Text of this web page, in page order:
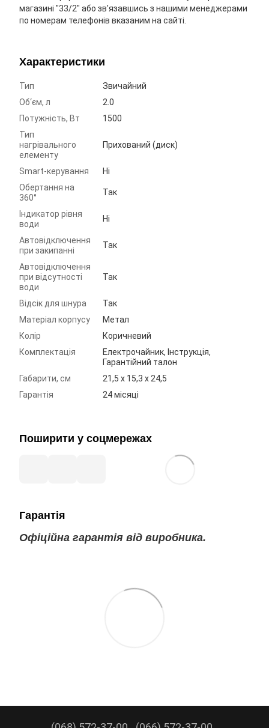
магазині "33/2" або зв'язавшись з нашими менеджерами
по номерам телефонів вказаним на сайті.
Характеристики
Тип
Звичайний
Об‘єм, л
2.0
Потужність, Вт
1500
Тип
нагрівального
елементу
Прихований (диск)
Smart-керування
Ні
Обертання на
360°
Так
Індикатор рівня
води
Ні
Автовідключення
при закипанні
Так
Автовідключення
при відсутності
води
Так
Відсік для шнура
Так
Матеріал корпусу
Метал
Колір
Коричневий
Комплектація
Електрочайник, Інструкція,
Гарантійний талон
Габарити, см
21,5 х 15,3 х 24,5
Гарантія
24 місяці
Поширити у соцмережах
Гарантія
Офіційна гарантія від виробника.